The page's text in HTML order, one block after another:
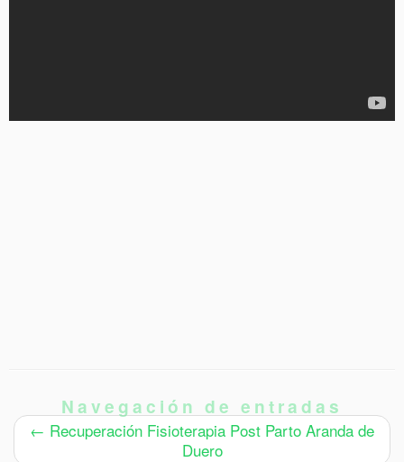
Navegación de entradas
← Recuperación Fisioterapia Post Parto Aranda de
Duero